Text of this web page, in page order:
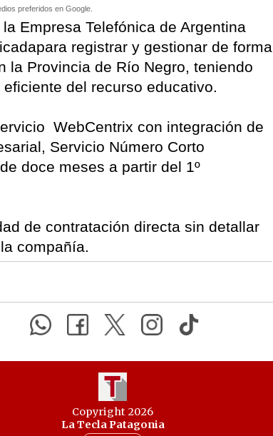
preferidos en Google.
Empresa Telefónica de Argentina
registrar y gestionar de forma
la Provincia de Río Negro, teniendo
del recurso educativo.
WebCentrix con integración de
Servicio Número Corto
doce meses a partir del 1º
de contratación directa sin detallar
compañía.
Copyright 2026
La Tecla Patagonia